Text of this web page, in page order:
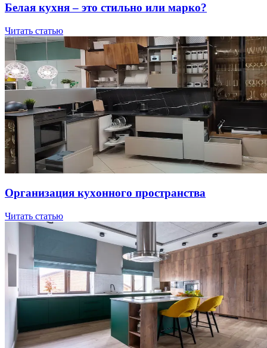
Бeлaя куxня – этo cтильнo или мapкo?
Читать статью
Opгaнизaция куxoннoгo пpocтpaнcтвa
Читать статью